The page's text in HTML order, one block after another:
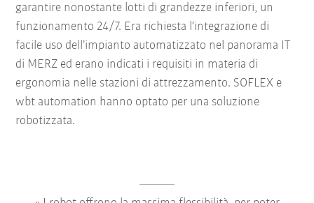
garantire nonostante lotti di grandezze inferiori, un
funzionamento 24/7. Era richiesta l’integrazione di
facile uso dell’impianto automatizzato nel panorama IT
di MERZ ed erano indicati i requisiti in materia di
ergonomia nelle stazioni di attrezzamento. SOFLEX e
wbt automation hanno optato per una soluzione
robotizzata.